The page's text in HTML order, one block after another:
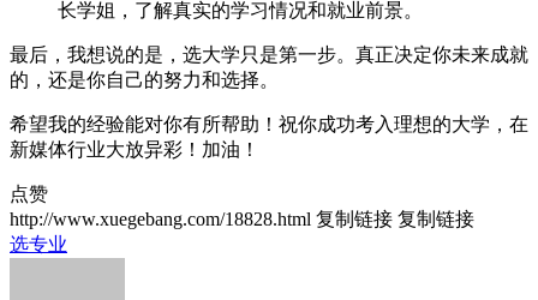
长学姐，了解真实的学习情况和就业前景。
最后，我想说的是，选大学只是第一步。真正决定你未来成就
的，还是你自己的努力和选择。
希望我的经验能对你有所帮助！祝你成功考入理想的大学，在
新媒体行业大放异彩！加油！
点赞
http://www.xuegebang.com/18828.html 复制链接 复制链接
选专业